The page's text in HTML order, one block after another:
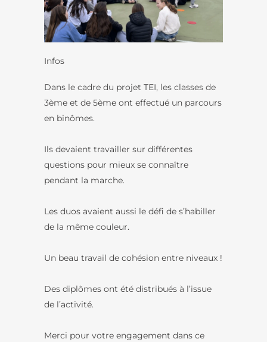
Infos
Dans le cadre du projet TEI, les classes de
3ème et de 5ème ont effectué un parcours
en binômes.
Ils devaient travailler sur différentes
questions pour mieux se connaître
pendant la marche.
Les duos avaient aussi le défi de s’habiller
de la même couleur.
Un beau travail de cohésion entre niveaux !
Des diplômes ont été distribués à l’issue
de l’activité.
Merci pour votre engagement dans ce